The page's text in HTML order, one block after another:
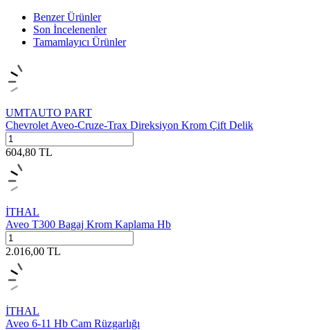
Benzer Ürünler
Son İncelenenler
Tamamlayıcı Ürünler
UMTAUTO PART
Chevrolet Aveo-Cruze-Trax Direksiyon Krom Çift Delik
604,80 TL
İTHAL
Aveo T300 Bagaj Krom Kaplama Hb
2.016,00 TL
İTHAL
Aveo 6-11 Hb Cam Rüzgarlığı